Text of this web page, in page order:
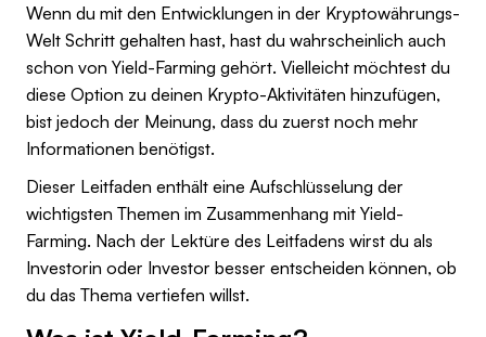
Wenn du mit den Entwicklungen in der Kryptowährungs-
Welt Schritt gehalten hast, hast du wahrscheinlich auch
schon von Yield-Farming gehört. Vielleicht möchtest du
diese Option zu deinen Krypto-Aktivitäten hinzufügen,
bist jedoch der Meinung, dass du zuerst noch mehr
Informationen benötigst.
Dieser Leitfaden enthält eine Aufschlüsselung der
wichtigsten Themen im Zusammenhang mit Yield-
Farming. Nach der Lektüre des Leitfadens wirst du als
Investorin oder Investor besser entscheiden können, ob
du das Thema vertiefen willst.